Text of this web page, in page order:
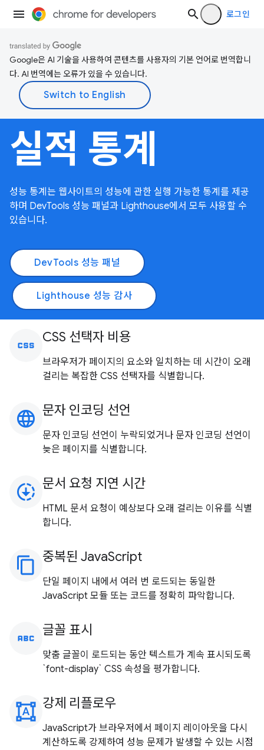
로그인
Google은 AI 기술을 사용하여 콘텐츠를 사용자의 기본 언어로 번역합니
다. AI 번역에는 오류가 있을 수 있습니다.
실적 통계
성능 통계는 웹사이트의 성능에 관한 실행 가능한 통계를 제공
하며 DevTools 성능 패널과 Lighthouse에서 모두 사용할 수
있습니다.
DevTools 성능 패널
Lighthouse 성능 감사
css CSS 선택자 비용
브라우저가 페이지의 요소와 일치하는 데 시간이 오래
걸리는 복잡한 CSS 선택자를 식별합니다.
language 문자 인코딩 선언
문자 인코딩 선언이 누락되었거나 문자 인코딩 선언이
늦은 페이지를 식별합니다.
downloading 문서 요청 지연 시간
HTML 문서 요청이 예상보다 오래 걸리는 이유를 식별
합니다.
content_copy 중복된 JavaScript
단일 페이지 내에서 여러 번 로드되는 동일한
JavaScript 모듈 또는 코드를 정확히 파악합니다.
abc 글꼴 표시
맞춤 글꼴이 로드되는 동안 텍스트가 계속 표시되도록
`font-display` CSS 속성을 평가합니다.
format_shapes 강제 리플로우
JavaScript가 브라우저에서 페이지 레이아웃을 다시
계산하도록 강제하여 성능 문제가 발생할 수 있는 시점